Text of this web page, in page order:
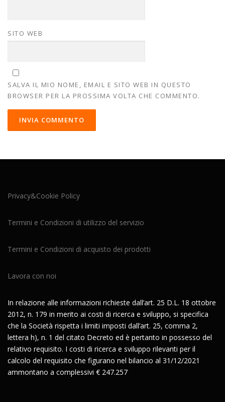
SITO WEB
SALVA IL MIO NOME, EMAIL E SITO WEB IN QUESTO
BROWSER PER LA PROSSIMA VOLTA CHE COMMENTO.
Privacy&Cookie Policy
Termini e Condizioni di utilizzo del servizio
Termini e Condizioni di acquisto dei prodotti
Lavora con noi
In relazione alle informazioni richieste dall’art. 25 D.L. 18 ottobre
2012, n. 179 in merito ai costi di ricerca e sviluppo, si specifica
che la Società rispetta i limiti imposti dall’art. 25, comma 2,
lettera h), n. 1 del citato Decreto ed è pertanto in possesso del
relativo requisito. I costi di ricerca e sviluppo rilevanti per il
calcolo del requisito che figurano nel bilancio al 31/12/2021
ammontano a complessivi € 247.257